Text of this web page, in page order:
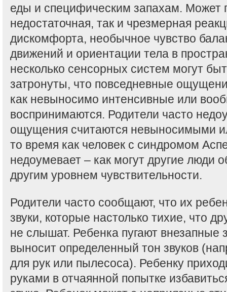
еды и специфическим запахам. Может
недостаточная, так и чрезмерная
дискомфорта, необычное чувство
движений и ориентации тела в
несколько сенсорных систем могут
затронуты, что повседневные
как невыносимо интенсивные или
воспринимаются. Родители часто
ощущения считаются невыносимыми
то время как человек с синдромом
недоумевает – как могут другие люди
другим уровнем чувствительности.
Родители часто сообщают, что их
звуки, которые настолько тихие, что
не слышат. Ребенка пугают внезапные
выносит определенный тон звуков
для рук или пылесоса). Ребенку
руками в отчаянной попытке